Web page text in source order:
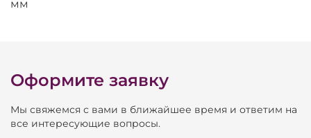
мм
Оформите заявку
Мы свяжемся с вами в ближайшее время и ответим на
все интересующие вопросы.